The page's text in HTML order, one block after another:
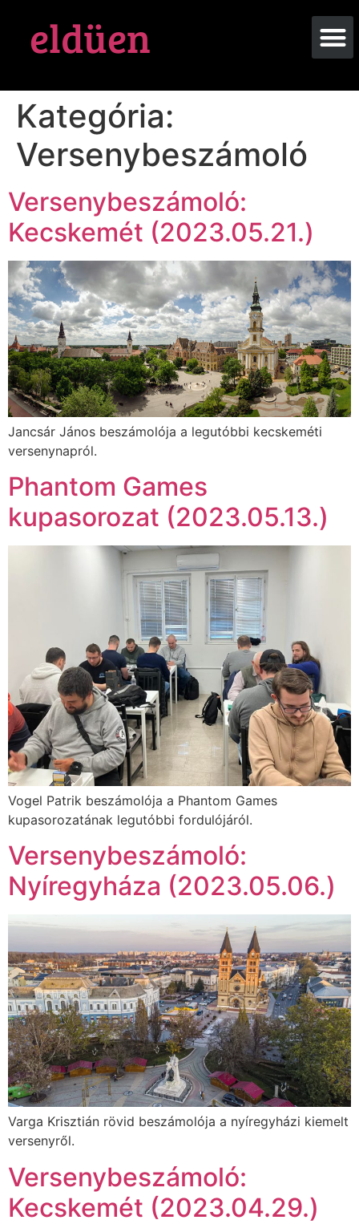
eldüen
Kategória:
Versenybeszámoló
Versenybeszámoló:
Kecskemét (2023.05.21.)
Jancsár János beszámolója a legutóbbi kecskeméti
versenynapról.
Phantom Games
kupasorozat (2023.05.13.)
Vogel Patrik beszámolója a Phantom Games
kupasorozatának legutóbbi fordulójáról.
Versenybeszámoló:
Nyíregyháza (2023.05.06.)
Varga Krisztián rövid beszámolója a nyíregyházi kiemelt
versenyről.
Versenybeszámoló:
Kecskemét (2023.04.29.)